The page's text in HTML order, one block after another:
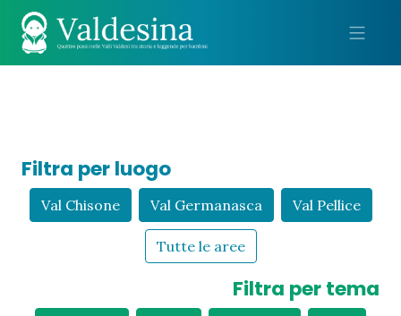
Filtra per luogo
Val Chisone Val Germanasca Val Pellice
Tutte le aree
Filtra per tema